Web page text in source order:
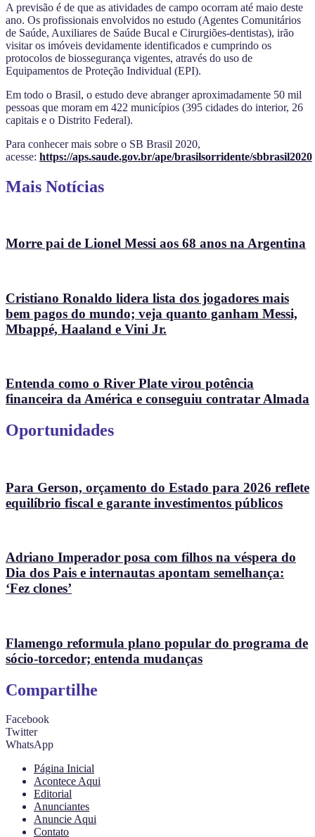
A previsão é de que as atividades de campo ocorram até maio deste
ano. Os profissionais envolvidos no estudo (Agentes Comunitários
de Saúde, Auxiliares de Saúde Bucal e Cirurgiões-dentistas), irão
visitar os imóveis devidamente identificados e cumprindo os
protocolos de biossegurança vigentes, através do uso de
Equipamentos de Proteção Individual (EPI).
Em todo o Brasil, o estudo deve abranger aproximadamente 50 mil
pessoas que moram em 422 municípios (395 cidades do interior, 26
capitais e o Distrito Federal).
Para conhecer mais sobre o SB Brasil 2020,
acesse: https://aps.saude.gov.br/ape/brasilsorridente/sbbrasil2020
Mais Notícias
Morre pai de Lionel Messi aos 68 anos na Argentina
Cristiano Ronaldo lidera lista dos jogadores mais
bem pagos do mundo; veja quanto ganham Messi,
Mbappé, Haaland e Vini Jr.
Entenda como o River Plate virou potência
financeira da América e conseguiu contratar Almada
Oportunidades
Para Gerson, orçamento do Estado para 2026 reflete
equilíbrio fiscal e garante investimentos públicos
Adriano Imperador posa com filhos na véspera do
Dia dos Pais e internautas apontam semelhança:
‘Fez clones’
Flamengo reformula plano popular do programa de
sócio-torcedor; entenda mudanças
Compartilhe
Facebook
Twitter
WhatsApp
Página Inicial
Acontece Aqui
Editorial
Anunciantes
Anuncie Aqui
Contato